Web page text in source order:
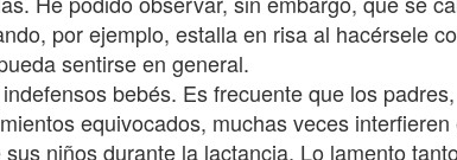
por ejemplo, estalla en risa al hacérsele
sentirse en general.
bebés. Es frecuente que los
equivocados, muchas veces
niños durante la lactancia. Lo lamento